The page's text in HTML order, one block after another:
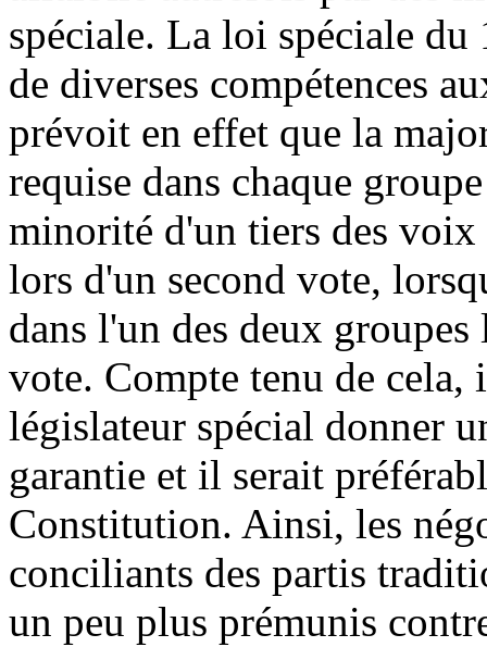
spéciale. La loi spéciale
de diverses compétences
prévoit en effet que la
requise dans chaque
minorité d'un tiers des
lors d'un second vote,
dans l'un des deux
vote. Compte tenu de
législateur spécial donner
garantie et il serait
Constitution. Ainsi, les
conciliants des partis
un peu plus prémunis